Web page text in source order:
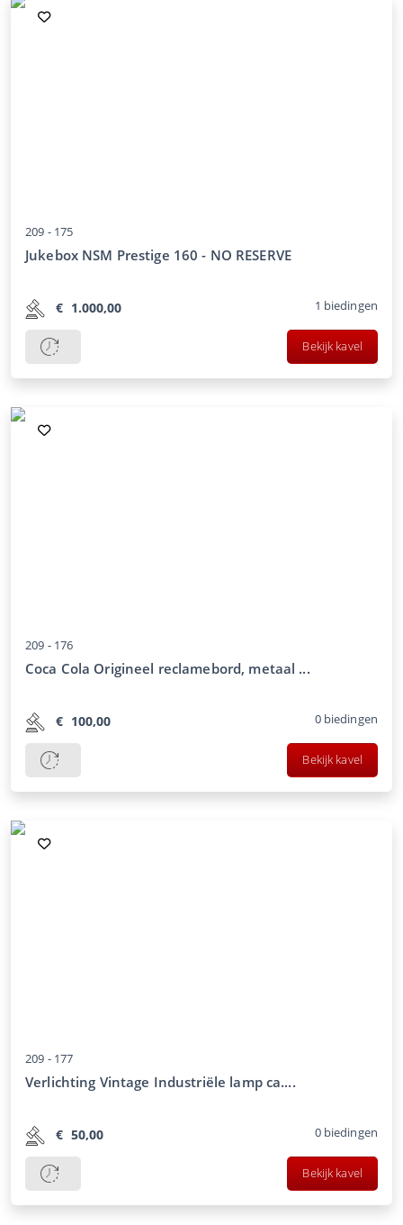
209 - 175
Jukebox NSM Prestige 160 - NO RESERVE
€ 1.000,00 1 biedingen
Bekijk kavel
209 - 176
Coca Cola Origineel reclamebord, metaal ...
€ 100,00 0 biedingen
Bekijk kavel
209 - 177
Verlichting Vintage Industriële lamp ca....
€ 50,00 0 biedingen
Bekijk kavel